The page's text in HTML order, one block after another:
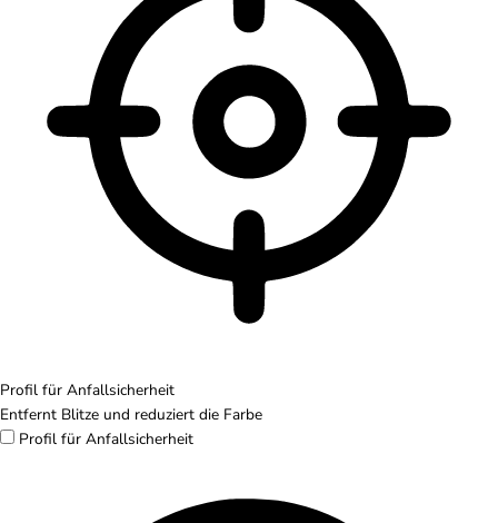
Profil für Anfallsicherheit
Entfernt Blitze und reduziert die Farbe
Profil für Anfallsicherheit